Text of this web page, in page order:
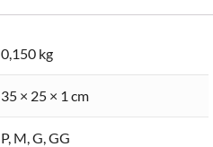
0,150 kg
35 × 25 × 1 cm
P, M G GG